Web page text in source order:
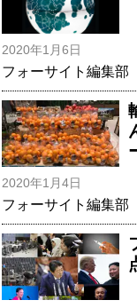
2020年1月6日
フォーサイト編集部
2020年1月4日
フォーサイト編集部